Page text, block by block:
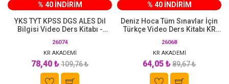
% 40 İNDİRİM
YKS TYT KPSS DGS ALES Dil
Bilgisi Video Ders Kitabı -
26074
KR AKADEMİ
78,40 ₺109,76 ₺
% 40 İNDİRİM
Deniz Hoca Tüm Sınavlar İçin
Türkçe Video Ders Kitabı KR
26068
KR AKADEMİ
64,05 ₺89,67 ₺